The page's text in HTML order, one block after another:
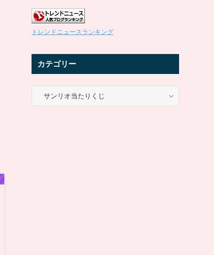
トレンドニュースランキング
カテゴリー